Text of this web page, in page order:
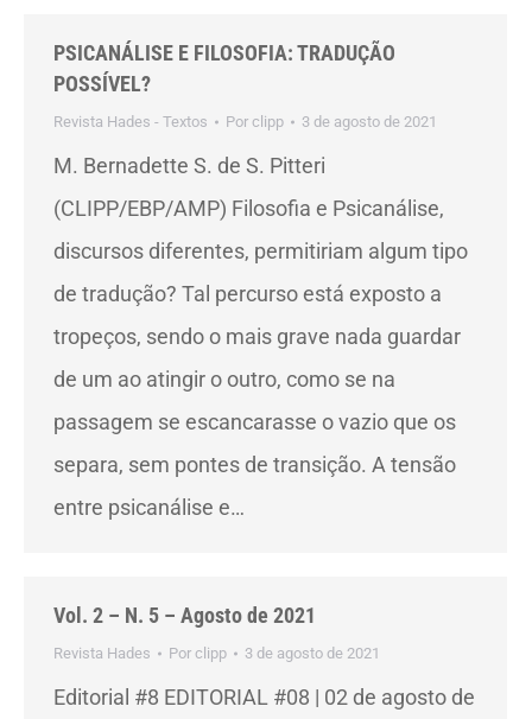
PSICANÁLISE E FILOSOFIA: TRADUÇÃO
POSSÍVEL?
Revista Hades - Textos Por clipp 3 de agosto de 2021
M. Bernadette S. de S. Pitteri
(CLIPP/EBP/AMP) Filosofia e Psicanálise,
discursos diferentes, permitiriam algum tipo
de tradução? Tal percurso está exposto a
tropeços, sendo o mais grave nada guardar
de um ao atingir o outro, como se na
passagem se escancarasse o vazio que os
separa, sem pontes de transição. A tensão
entre psicanálise e…
Vol. 2 – N. 5 – Agosto de 2021
Revista Hades Por clipp 3 de agosto de 2021
Editorial #8 EDITORIAL #08 | 02 de agosto de